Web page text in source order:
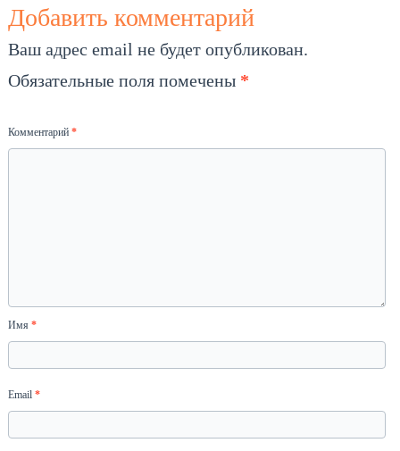
Добавить комментарий
Ваш адрес email не будет опубликован.
Обязательные поля помечены *
Комментарий*
Имя*
Email*